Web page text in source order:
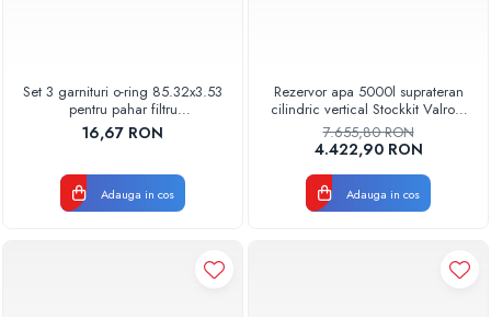
Set 3 garnituri o-ring 85.32x3.53
pentru pahar filtru
AQUA06030000000
16,67 RON
Adauga in cos
Rezervor apa 5000l suprateran
cilindric vertical Stockkit Valrom
49020150000
7.655,80 RON
4.422,90 RON
Adauga in cos